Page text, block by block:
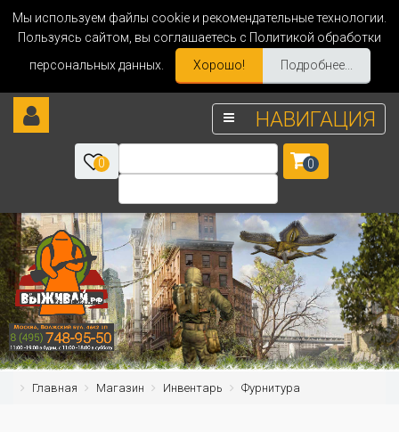
Мы используем файлы cookie и рекомендательные технологии.
Пользуясь сайтом, вы соглашаетесь с Политикой обработки
персональных данных.
Хорошо! Подробнее...
НАВИГАЦИЯ
0 0
Главная Магазин Инвентарь Фурнитура